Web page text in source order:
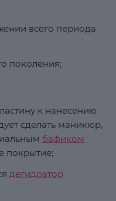
всего периода
поколения;
к нанесению
сделать маникюр,
бафиком
покрытие;
дегидратор